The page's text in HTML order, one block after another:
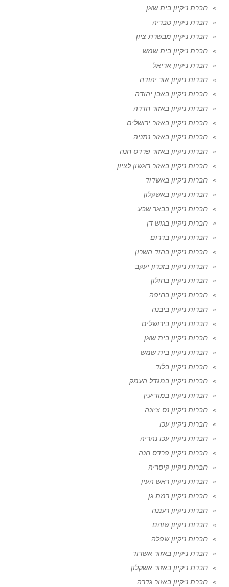
חברת ניקיון בית שאן
חברת ניקיון טבריה
חברת ניקיון מבשרת ציון
חברת ניקיון בית שמש
חברת ניקיון אריאל
חברות ניקיון אור יהודה
חברות ניקיון באבן יהודה
חברות ניקיון באזור חדרה
חברות ניקיון באזור ירושלים
חברות ניקיון באזור נתניה
חברות ניקיון באזור פרדס חנה
חברות ניקיון באזור ראשון לציון
חברות ניקיון באשדוד
חברות ניקיון באשקלון
חברות ניקיון בבאר שבע
חברות ניקיון בגוש דן
חברות ניקיון בדרום
חברות ניקיון בהוד השרון
חברות ניקיון בזכרון יעקב
חברות ניקיון בחולון
חברות ניקיון בחיפה
חברות ניקיון ביבנה
חברות ניקיון בירושלים
חברות ניקיון בית שאן
חברות ניקיון בית שמש
חברות ניקיון בלוד
חברות ניקיון במגדל העמק
חברות ניקיון במודיעין
חברות ניקיון נס ציונה
חברות ניקיון עכו
חברות ניקיון עכו נהריה
חברות ניקיון פרדס חנה
חברות ניקיון קיסריה
חברות ניקיון ראש העין
חברות ניקיון רמת גן
חברות ניקיון רעננה
חברות ניקיון שוהם
חברות ניקיון שפלה
חברת ניקיון באזור אשדוד
חברת ניקיון באזור אשקלון
חברת ניקיון באזור גדרה